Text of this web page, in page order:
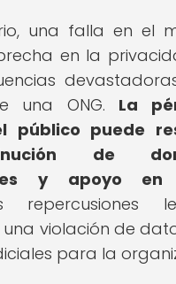
una falla en el
en la
una ONG. La
público puede
de
y apoyo en
repercusiones
violación de
para la